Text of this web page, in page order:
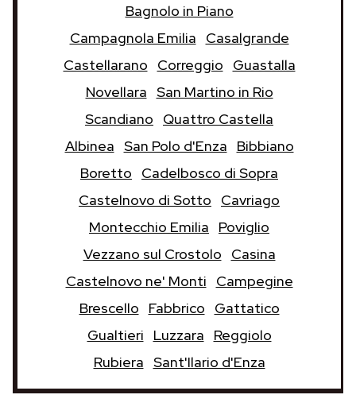
Bagnolo in Piano
Campagnola Emilia
Casalgrande
Castellarano
Correggio
Guastalla
Novellara San Martino in Rio
Scandiano
Quattro Castella
Albinea San Polo d'Enza
Bibbiano
Boretto
Cadelbosco di Sopra
Castelnovo di Sotto
Cavriago
Montecchio Emilia
Poviglio
Vezzano sul Crostolo
Casina
Castelnovo ne' Monti
Campegine
Brescello
Fabbrico
Gattatico
Gualtieri
Luzzara
Reggiolo
Rubiera Sant'Ilario d'Enza